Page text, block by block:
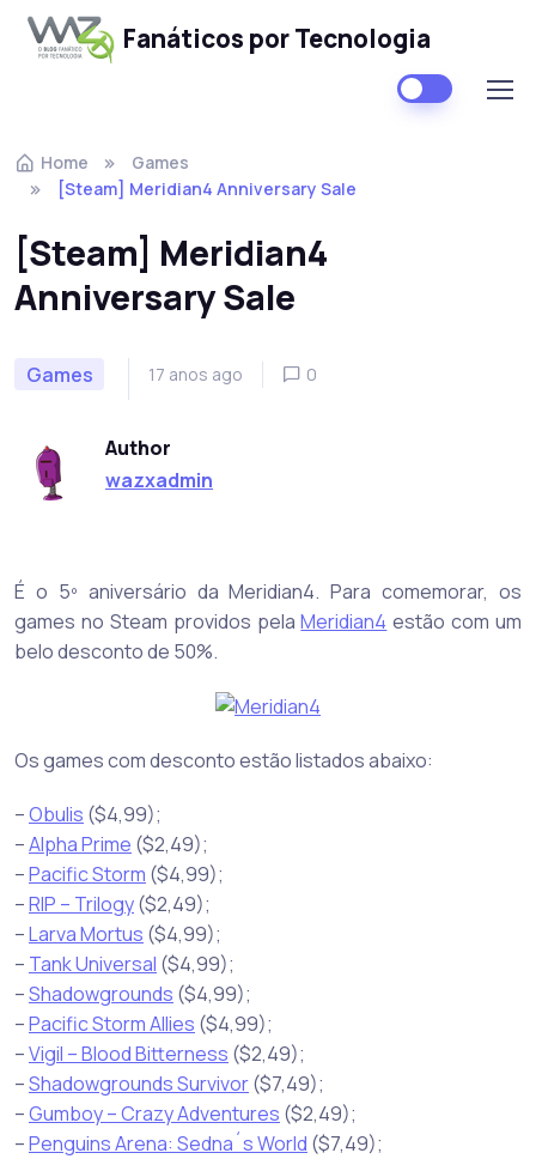
Fanáticos por Tecnologia
Home
Games
[Steam] Meridian4 Anniversary Sale
[Steam] Meridian4
Anniversary Sale
Games 17 anos ago 0
Author
wazxadmin
É o 5º aniversário da Meridian4. Para comemorar, os
games no Steam providos pelaMeridian4 estão com um
belo desconto de 50%.
Os games com desconto estão listados abaixo:
–Obulis ($4,99);
–Alpha Prime ($2,49);
–Pacific Storm ($4,99);
–RIP – Trilogy($2,49);
–Larva Mortus ($4,99);
– Tank Universal ($4,99);
–Shadowgrounds ($4,99);
–Pacific Storm Allies ($4,99);
–Vigil – Blood Bitterness ($2,49);
–Shadowgrounds Survivor($7,49);
–Gumboy – Crazy Adventures ($2,49);
–Penguins Arena: Sedna´s World ($7,49);